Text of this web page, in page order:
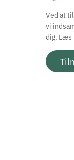
Ved at
vi
dig. Læs